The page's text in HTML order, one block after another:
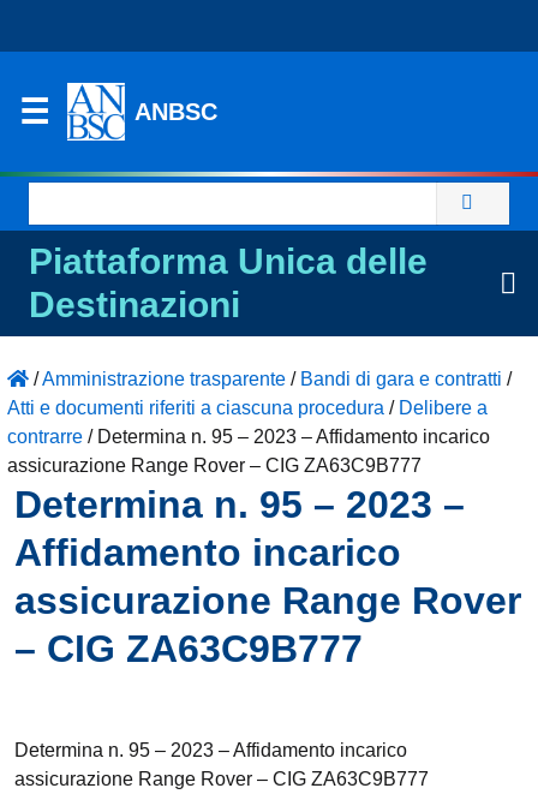
ANBSC
per:
Piattaforma Unica delle
Destinazioni
/Amministrazione trasparente / Bandi di gara e contratti /
Atti e documenti riferiti a ciascuna procedura / Delibere a
contrarre / Determina n. 95 – 2023 – Affidamento incarico
assicurazione Range Rover – CIG ZA63C9B777
Determina n. 95 – 2023 –
Affidamento incarico
assicurazione Range Rover
– CIG ZA63C9B777
Determina n. 95 – 2023 – Affidamento incarico
assicurazione Range Rover – CIG ZA63C9B777